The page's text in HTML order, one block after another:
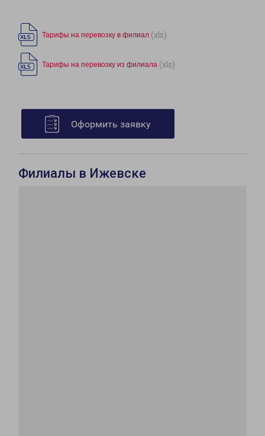
Тарифы на перевозку в филиал (xls)
Тарифы на перевозку из филиала (xls)
Оформить заявку
Филиалы в Ижевске